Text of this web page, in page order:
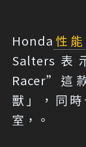
Honda 性能
Salters表
Racer”這
獸」，同
室，。